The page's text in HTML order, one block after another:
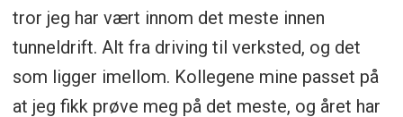
tror jeg har vært innom det meste innen
tunneldrift. Alt fra driving til verksted, og det
som ligger imellom. Kollegene mine passet på
at jeg fikk prøve meg på det meste, og året har